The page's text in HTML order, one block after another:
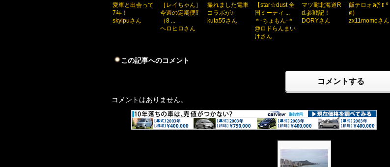
愛車と出会って
7年！
skyipuさん
［レイちゃん］
今週の定期便⁉️
（8 ...
ヘロヒロさん
撮れました電車
コラボが♪
kuta55さん
【star☆dust 全
国ミーティ ...
＊-ちょもん-＊
@ロドらんまい
けさん
マツ耐北海道R
d.参戦記！
DORYさん
飯テロォฅ(º ﾛ º
ฅ)
zx11momoさん
この記事へのコメント
コメントする
コメントはありません。